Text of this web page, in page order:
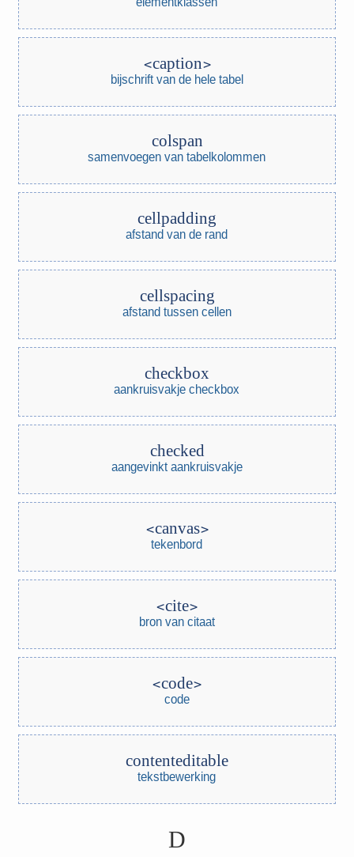
caption
bijschrift van de hele tabel
colspan
samenvoegen van tabelkolommen
cellpadding
afstand van de rand
cellspacing
afstand tussen cellen
checkbox
aankruisvakje checkbox
checked
aangevinkt aankruisvakje
canvas
tekenbord
cite
bron van citaat
code
code
contenteditable
tekstbewerking
D